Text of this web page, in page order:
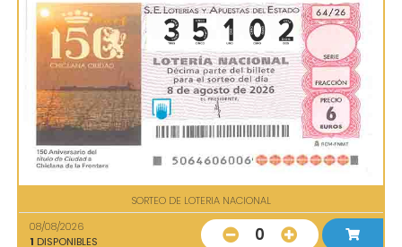
SORTEO DE LOTERIA NACIONAL
08/08/2026
1 DISPONIBLES 0